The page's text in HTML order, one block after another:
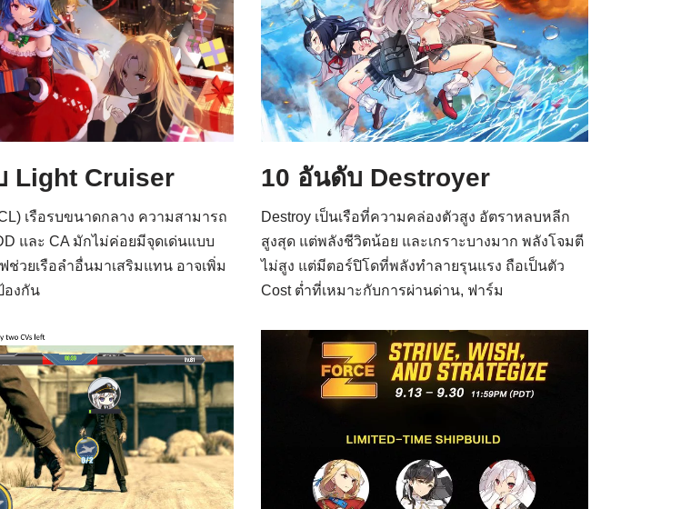
Light Cruiser
เรือรบขนาดกลาง ความสามารถ
และ CA มักไม่ค่อยมีจุดเด่นแบบ
ช่วยเรือลำอื่นมาเสริมแทน อาจเพิ่ม
องกัน
10 อันดับ Destroyer
Destroy เป็นเรือที่ความคล่องตัวสูง อัตราหลบหลีก
สูงสุด แต่พลังชีวิตน้อย และเกราะบางมาก พลังโจมตี
ไม่สูง แต่มีตอร์ปิโดที่พลังทำลายรุนแรง ถือเป็นตัว
Cost ต่ำที่เหมาะกับการผ่านด่าน, ฟาร์ม